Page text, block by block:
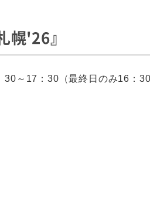
幌'26』
～17：30（最終日のみ16：30